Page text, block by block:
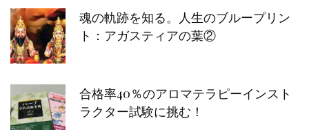
魂の軌跡を知る。人生のブループリン
ト：アガスティアの葉②
合格率40％のアロマテラピーインスト
ラクター試験に挑む！